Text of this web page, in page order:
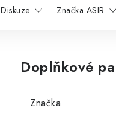
Diskuze Značka ASIR
Doplňkové
Značka